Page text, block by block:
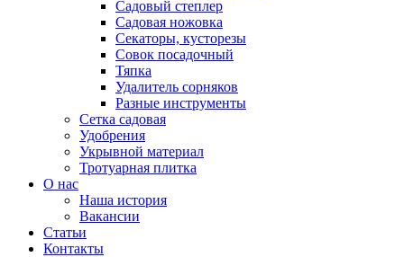
Садовый степлер
Садовая ножовка
Секаторы, кусторезы
Совок посадочный
Тяпка
Удалитель сорняков
Разные инструменты
Сетка садовая
Удобрения
Укрывной материал
Тротуарная плитка
О нас
Наша история
Вакансии
Статьи
Контакты